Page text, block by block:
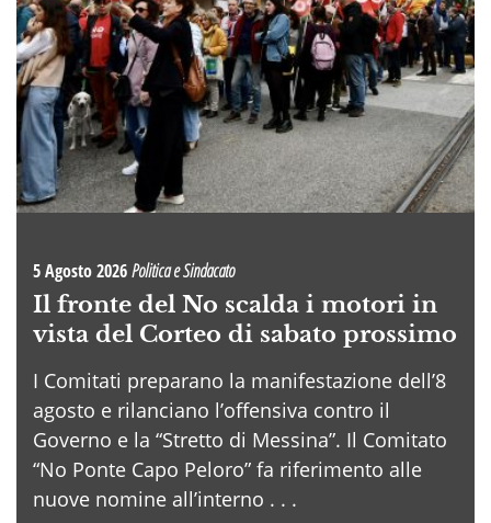
5 Agosto 2026Politica e Sindacato
Il fronte del No scalda i motori in
vista del Corteo di sabato prossimo
I Comitati preparano la manifestazione dell’8
agosto e rilanciano l’offensiva contro il
Governo e la “Stretto di Messina”. Il Comitato
“No Ponte Capo Peloro” fa riferimento alle
nuove nomine all’interno . . .